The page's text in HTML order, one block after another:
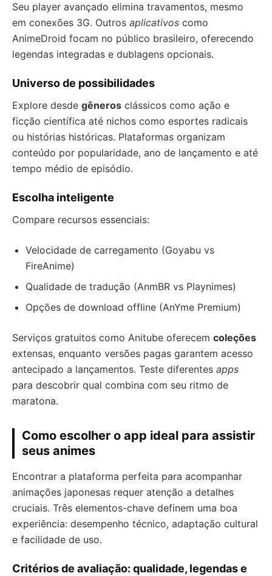
Seu player avançado elimina travamentos, mesmo
em conexões 3G. Outros aplicativos como
AnimeDroid focam no público brasileiro, oferecendo
legendas integradas e dublagens opcionais.
Universo de possibilidades
Explore desde gêneros clássicos como ação e
ficção científica até nichos como esportes radicais
ou histórias históricas. Plataformas organizam
conteúdo por popularidade, ano de lançamento e até
tempo médio de episódio.
Escolha inteligente
Compare recursos essenciais:
Velocidade de carregamento (Goyabu vs
FireAnime)
Qualidade de tradução (AnmBR vs Playnimes)
Opções de download offline (AnYme Premium)
Serviços gratuitos como Anitube oferecem coleções
extensas, enquanto versões pagas garantem acesso
antecipado a lançamentos. Teste diferentes apps
para descobrir qual combina com seu ritmo de
maratona.
Como escolher o app ideal para assistir
seus animes
Encontrar a plataforma perfeita para acompanhar
animações japonesas requer atenção a detalhes
cruciais. Três elementos-chave definem uma boa
experiência: desempenho técnico, adaptação cultural
e facilidade de uso.
Critérios de avaliação: qualidade, legendas e